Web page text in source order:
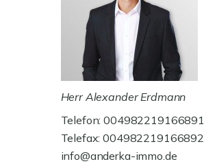
Herr Alexander Erdmann
Telefon: 004982219166891
Telefax: 004982219166892
info@anderka-immo.de